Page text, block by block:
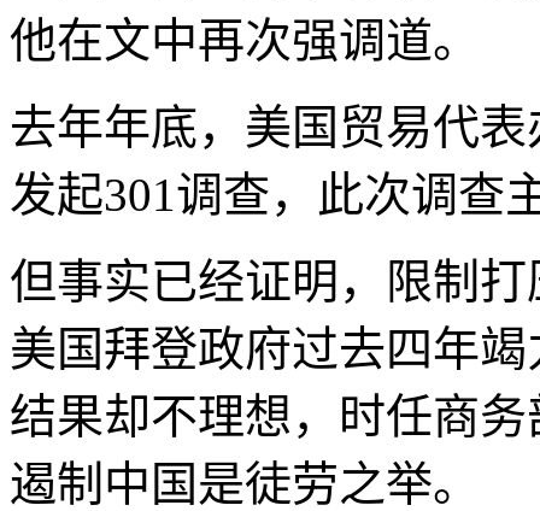
他在文中再次强调道。
去年年底，美国贸易代
发起301调查，此次调查
但事实已经证明，限制
美国拜登政府过去四年
结果却不理想，时任商
遏制中国是徒劳之举。